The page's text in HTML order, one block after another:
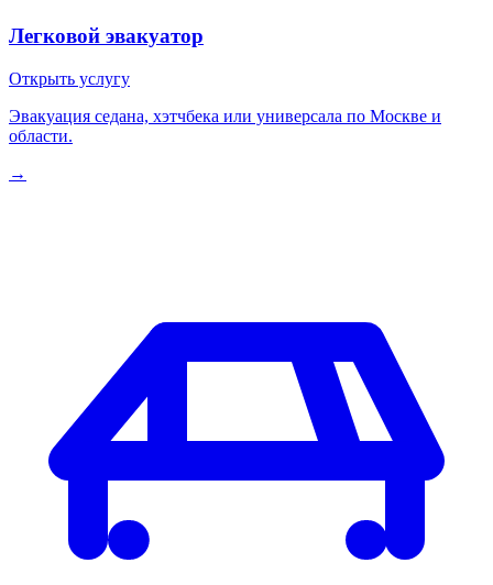
Легковой эвакуатор
Открыть услугу
Эвакуация седана, хэтчбека или универсала по Москве и
области.
→